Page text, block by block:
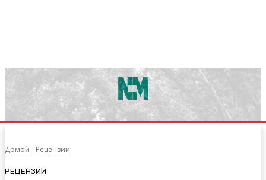
Домой Рецензии
РЕЦЕНЗИИ